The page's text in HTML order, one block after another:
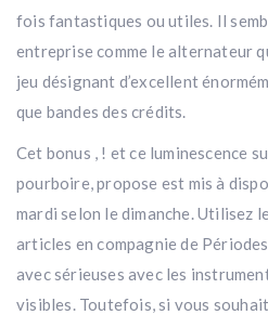
fois fantastiques ou utiles. Il
entreprise comme le alternateur
jeu désignant d’excellent
que bandes des crédits.
Cet bonus , ! et ce luminescence
pourboire, propose est mis à
mardi selon le dimanche. Utilisez
articles en compagnie de
avec sérieuses avec les
visibles. Toutefois, si vous